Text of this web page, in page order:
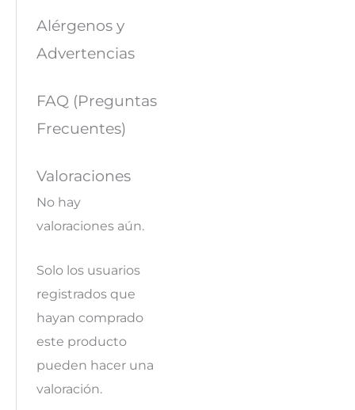
Alérgenos y
Advertencias
FAQ (Preguntas
Frecuentes)
Valoraciones
No hay
valoraciones aún.
Solo los usuarios
registrados que
hayan comprado
este producto
pueden hacer una
valoración.